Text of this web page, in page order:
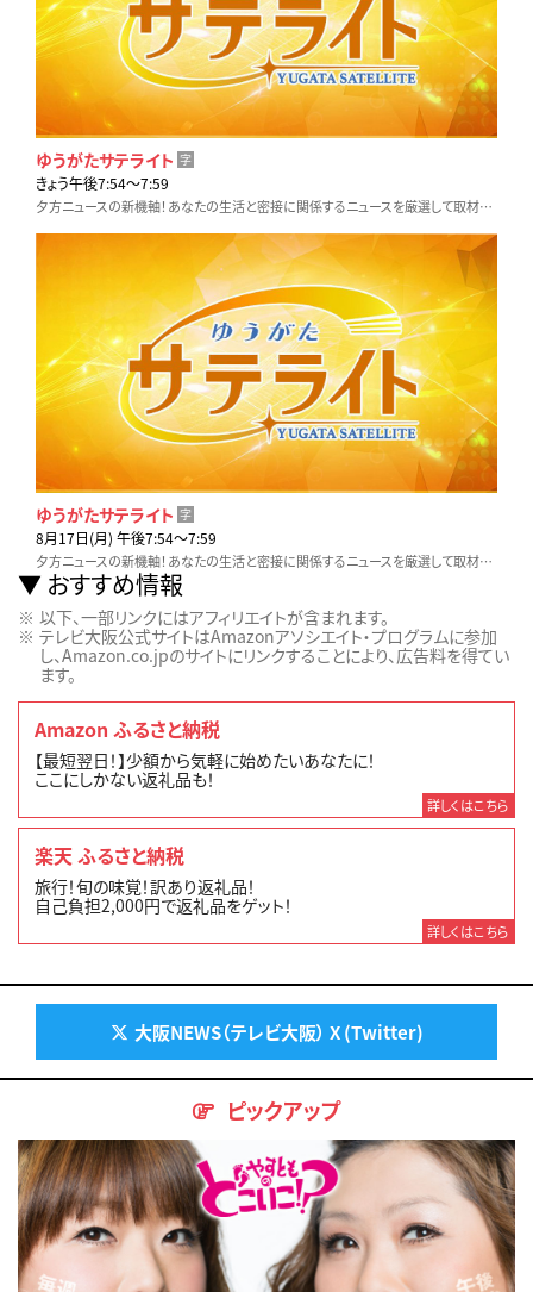
ゆうがたサテライト 字
きょう午後7:54〜7:59
夕方ニュースの新機軸！あなたの生活と密接に関係するニュースを厳選して取材。他とは違う視点と切り口でいち早くお伝えします！
ゆうがたサテライト 字
8月17日(月) 午後7:54〜7:59
夕方ニュースの新機軸！あなたの生活と密接に関係するニュースを厳選して取材。他とは違う視点と切り口でいち早くお伝えします！
おすすめ情報
以下、一部リンクにはアフィリエイトが含まれます。
テレビ大阪公式サイトはAmazonアソシエイト・プログラムに参加
し、Amazon.co.jpのサイトにリンクすることにより、広告料を得てい
ます。
Amazon ふるさと納税
【最短翌日！】少額から気軽に始めたいあなたに！
ここにしかない返礼品も！
詳しくはこちら
楽天 ふるさと納税
旅行！旬の味覚！訳あり返礼品！
自己負担2,000円で返礼品をゲット！
詳しくはこちら
大阪NEWS（テレビ大阪） X (Twitter)
ピックアップ